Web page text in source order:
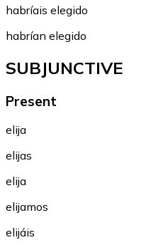
habríais elegido
habrían elegido
SUBJUNCTIVE
Present
elija
elijas
elija
elijamos
elijáis